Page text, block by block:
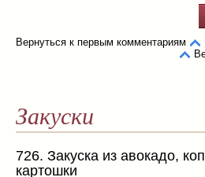
Вернуться к первым комментариям
Закуски
726. Закуска из авокадо,
картошки